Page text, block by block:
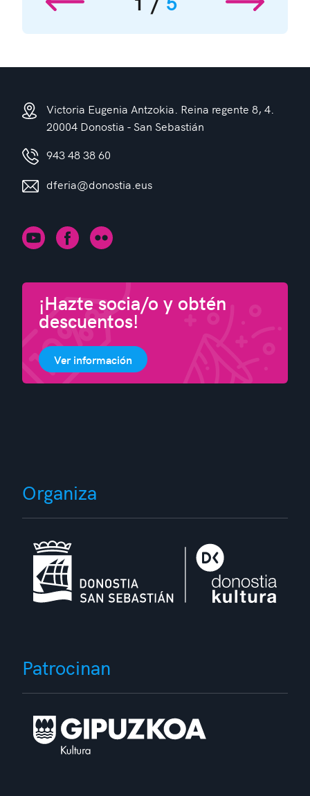
Victoria Eugenia Antzokia. Reina regente 8, 4.
20004 Donostia - San Sebastián
943 48 38 60
dferia@donostia.eus
¡Hazte socia/o y obtén
descuentos!
Ver información
Organiza
Patrocinan